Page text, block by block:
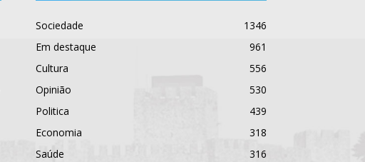
Sociedade
1346
Em destaque
961
Cultura
556
Opinião
530
Politica
439
Economia
318
Saúde
316